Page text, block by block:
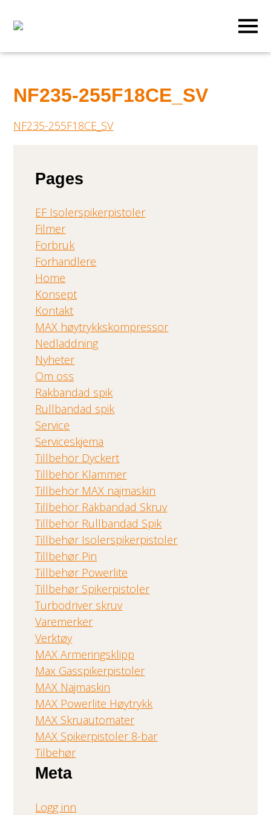
NF235-255F18CE_SV
NF235-255F18CE_SV
Pages
EF Isolerspikerpistoler
Filmer
Forbruk
Forhandlere
Home
Konsept
Kontakt
MAX høytrykkskompressor
Nedladdning
Nyheter
Om oss
Rakbandad spik
Rullbandad spik
Service
Serviceskjema
Tillbehör Dyckert
Tillbehör Klammer
Tillbehör MAX najmaskin
Tillbehör Rakbandad Skruv
Tillbehör Rullbandad Spik
Tillbehør Isolerspikerpistoler
Tillbehør Pin
Tillbehør Powerlite
Tillbehør Spikerpistoler
Turbodriver skruv
Varemerker
Verktøy
MAX Armeringsklipp
Max Gasspikerpistoler
MAX Najmaskin
MAX Powerlite Høytrykk
MAX Skruautomater
MAX Spikerpistoler 8-bar
Tilbehør
Meta
Logg inn